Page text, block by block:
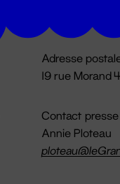
Adresse
19 rue Morand
Contact presse
Annie Ploteau